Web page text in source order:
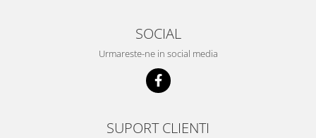
SOCIAL
Urmareste-ne in social media
SUPORT CLIENTI